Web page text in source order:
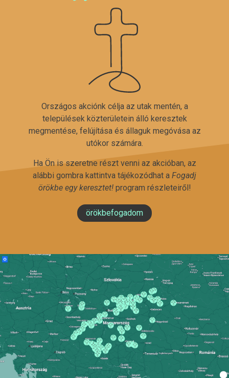
Országos akciónk célja az utak mentén, a
települések közterületein álló keresztek
megmentése, felújítása és állaguk megóvása az
utókor számára.
Ha Ön is szeretne részt venni az akcióban, az
alábbi gombra kattintva tájékozódhat a Fogadj
örökbe egy keresztet!program részleteiről!
örökbefogadom